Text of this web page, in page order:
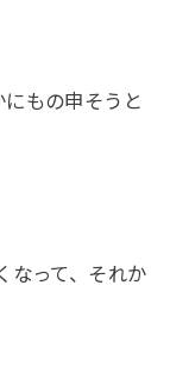
もの申そうと
なって、それか